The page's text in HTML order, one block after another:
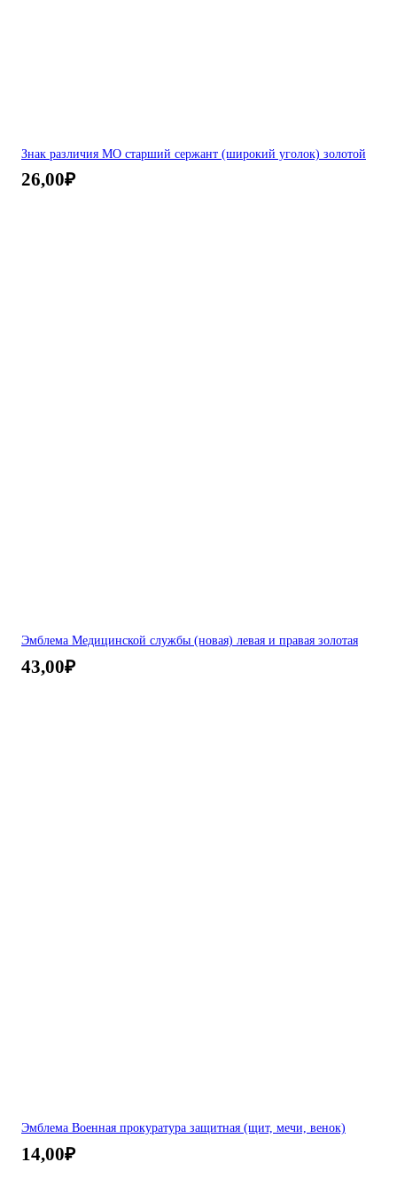
Знак различия МО старший сержант (широкий уголок) золотой
26,00₽
Эмблема Медицинской службы (новая) левая и правая золотая
43,00₽
Эмблема Военная прокуратура защитная (щит, мечи, венок)
14,00₽